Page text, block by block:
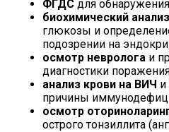
ФГДС для
биохимический
глюкозы и
подозрении на
осмотр невролога и
диагностики
анализ крови на ВИЧ и
причины
осмотр
острого тонзиллита